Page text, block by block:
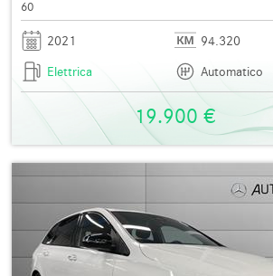
60
2021
94.320
Elettrica
Automatico
19.900 €